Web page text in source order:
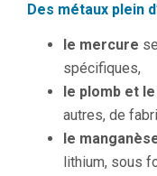
Des métaux plein
le mercure
spécifiques,
le plomb et
autres, de
le
lithium, sous